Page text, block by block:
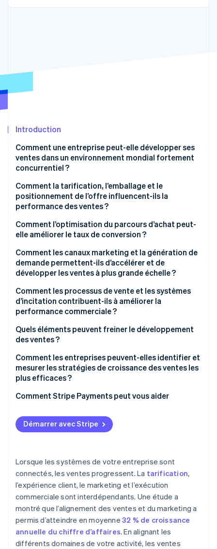
Découvrez les prochaines évolutions
Identity
Stripe Sessions 2026
Découvrez comment Stripe construit l’infrastructure
Commerce en ligne
Introduction
Comment une entreprise peut-elle développer ses
ventes dans un environnement mondial fortement
concurrentiel ?
Adéquation produit/marché
Clarté du produit
Expérience client
Exécution commerciale
Comment la tarification, l’emballage et le
positionnement de l’offre influencent-ils la
performance des ventes ?
La tarification reflète la valeur perçue
Un positionnement de la valeur accélère la décision
d’achat
Comment l’optimisation du parcours d’achat peut-
elle améliorer le taux de conversion ?
Comment les canaux marketing et la génération de
demande permettent-ils d’accélérer et de
développer les ventes à plus grande échelle ?
Comment les processus de vente et les systèmes
d’incitation contribuent-ils à améliorer la
performance commerciale ?
Quels éléments peuvent freiner le développement
des ventes ?
Comment les entreprises peuvent-elles identifier et
mesurer les stratégies de croissance des ventes les
plus efficaces ?
Comment Stripe Payments peut vous aider
Démarrer avec Stripe
Lorsque les systèmes de votre entreprise sont
connectés, les ventes progressent. La tarification,
l’expérience client, le marketing et l’exécution
commerciale sont interdépendants. Une étude a
montré que l’alignement des ventes et du marketing a
permis d’atteindre en moyenne 32 % de croissance
annuelle du chiffre d’affaires. En alignant les
différents domaines de votre activité, les ventes